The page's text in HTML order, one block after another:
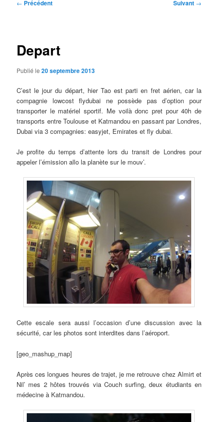
← Précédent Suivant →
Depart
Publié le20 septembre 2013
C’est le jour du départ, hier Tao est parti en fret aérien, car la
compagnie lowcost flydubai ne possède pas d’option pour
transporter le matériel sportif. Me voilà donc pret pour 40h de
transports entre Toulouse et Katmandou en passant par Londres,
Dubai via 3 compagnies: easyjet, Emirates et fly dubai.
Je profite du temps d’attente lors du transit de Londres pour
appeler l’émission allo la planète sur le mouv’.
Cette escale sera aussi l’occasion d’une discussion avec la
sécurité, car les photos sont interdites dans l’aéroport.
[geo_mashup_map]
Après ces longues heures de trajet, je me retrouve chez Almirt et
Nil’ mes 2 hôtes trouvés via Couch surfing, deux étudiants en
médecine à Katmandou.